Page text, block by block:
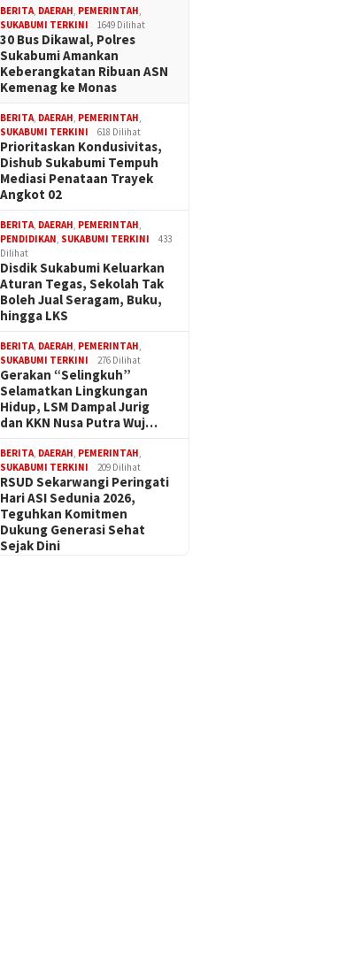
BERITA, DAERAH, PEMERINTAH,
SUKABUMI TERKINI
1649 Dilihat
30 Bus Dikawal, Polres
Sukabumi Amankan
Keberangkatan Ribuan ASN
Kemenag ke Monas
BERITA, DAERAH, PEMERINTAH,
SUKABUMI TERKINI
618 Dilihat
Prioritaskan Kondusivitas,
Dishub Sukabumi Tempuh
Mediasi Penataan Trayek
Angkot 02
BERITA, DAERAH, PEMERINTAH,
PENDIDIKAN, SUKABUMI TERKINI
433
Dilihat
Disdik Sukabumi Keluarkan
Aturan Tegas, Sekolah Tak
Boleh Jual Seragam, Buku,
hingga LKS
BERITA, DAERAH, PEMERINTAH,
SUKABUMI TERKINI
276 Dilihat
Gerakan “Selingkuh”
Selamatkan Lingkungan
Hidup, LSM Dampal Jurig
dan KKN Nusa Putra Wuj…
BERITA, DAERAH, PEMERINTAH,
SUKABUMI TERKINI
209 Dilihat
RSUD Sekarwangi Peringati
Hari ASI Sedunia 2026,
Teguhkan Komitmen
Dukung Generasi Sehat
Sejak Dini